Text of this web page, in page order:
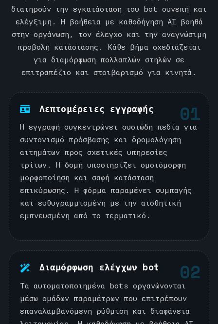
διατηρούν την εγκατάσταση του bot συνεπή και
ελέγξιμη. Η βοήθεια με καθοδήγηση AI βοηθά
στην οργάνωση, τον έλεγχο και την αναγνώσιμη
προβολή κατάστασης. Κάθε βήμα σχεδιάζεται
για διαμόρφωση πολλαπλών στηλών σε
επιτραπέζιο και στοιβαρισμό για κινητά.
01
Λεπτομέρειες εγγραφής
Η εγγραφή συγκεντρώνει ουσιώδη πεδία για
συντονισμό πρόσβασης και δρομολόγηση
αιτημάτων προς σχετικές υπηρεσίες
τρίτων. Η δομή υποστηρίζει ομοιόμορφη
μορφοποίηση και σαφή κατάσταση
επικύρωσης. Η φόρμα παραμένει συμπαγής
και ευθυγραμμισμένη με την αισθητική
εμπνευσμένη από το τερματικό.
02
Διαμόρφωση ελέγχων bot
Τα αυτοματοποιημένα bots οργανώνονται
μέσω ομάδων παραμέτρων που επιτρέπουν
επαναλαμβανόμενη ρύθμιση και διαφάνεια